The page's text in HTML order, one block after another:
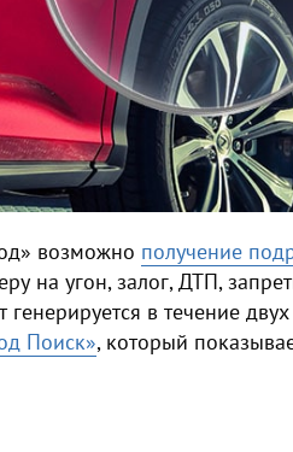
возможно получение
на угон, залог, ДТП,
генерируется в течение
Поиск», который